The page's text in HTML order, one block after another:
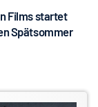
Films startet
Spätsommer